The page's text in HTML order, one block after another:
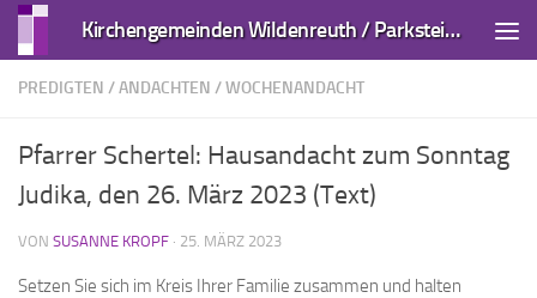
Zum Inhalt springen Kirchengemeinden Wildenreuth / Parkstein und Kirchendemenreuth
PREDIGTEN / ANDACHTEN /WOCHENANDACHT
Pfarrer Schertel: Hausandacht zum Sonntag
Judika, den 26. März 2023 (Text)
VON SUSANNE KROPF · 25. MÄRZ 2023
Setzen Sie sich im Kreis Ihrer Familie zusammen und halten